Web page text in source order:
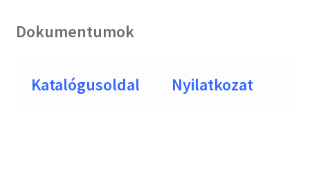
Dokumentumok
Katalógusoldal Nyilatkozat